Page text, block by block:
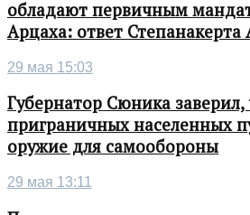
обладают первичным
Арцаха: ответ Степанакерта
29 мая 15:03
Губернатор Сюника заверил,
приграничных населенных
оружие для самообороны
29 мая 13:11